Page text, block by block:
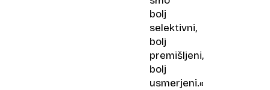
bolj
selektivni,
bolj
premišljeni,
bolj
usmerjeni.«